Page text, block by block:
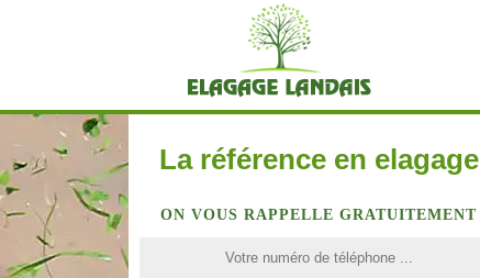
La référence en elagage
ON VOUS RAPPELLE GRATUITEMENT